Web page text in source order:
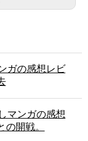
の感想レビ
ンガの感想
開戦。